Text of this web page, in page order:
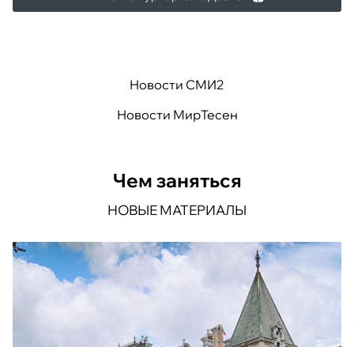
Новости СМИ2
Новости МирТесен
Чем заняться
НОВЫЕ МАТЕРИАЛЫ